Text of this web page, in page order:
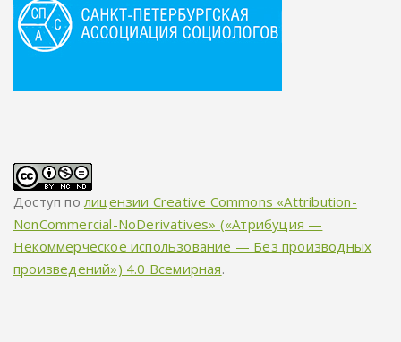
Доступ по лицензии Creative Commons «Attribution-
NonCommercial-NoDerivatives» («Атрибуция —
Некоммерческое использование — Без производных
произведений») 4.0 Всемирная.